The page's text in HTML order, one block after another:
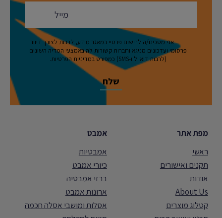
אני מסכים/ה לרישום פרטיי במאגר מידע, לרבות לצורך דיוור
פרסומי ועדכונים מניגא וחברות קשורות לה באמצעי המדיה השונים
(לרבות דוא"ל ו-SMS) כמפורט במדיניות הפרטיות.
מפת אתר
ראשי
תקנים ואישורים
אודות
About Us
קטלוג מוצרים
אמבט
אמבטיות
כיורי אמבט
ברזי אמבטיה
ארונות אמבט
אסלות ומושבי אסלה חכמה